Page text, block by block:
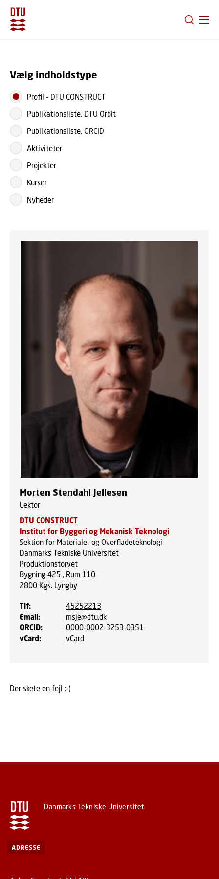
Vælg indholdstype
Profil - DTU CONSTRUCT
Publikationsliste, DTU Orbit
Publikationsliste, ORCID
Aktiviteter
Projekter
Kurser
Nyheder
Morten Stendahl Jellesen
Lektor
DTU CONSTRUCT
Institut for Byggeri og Mekanisk Teknologi
Sektion for Materiale- og Overfladeteknologi
Danmarks Tekniske Universitet
Produktionstorvet
Bygning 425 , Rum 110
2800 Kgs. Lyngby
Tlf:
45252213
Email:
msje@dtu.dk
ORCID:
0000-0002-3253-0351
vCard: vCard
Der skete en fejl :-(
Danmarks Tekniske Universitet
ADRESSE